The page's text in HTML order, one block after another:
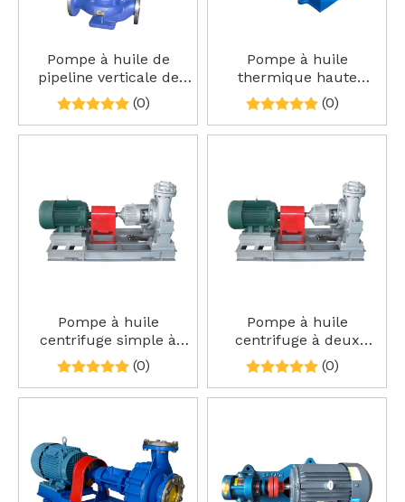
Pompe à huile de
pipeline verticale de
type YG(0)
Pompe à huile
thermique haute
température RY
(0)
Pompe à huile
centrifuge simple à
deux étages série AY
(0)
Pompe à huile
centrifuge à deux
étages série AY
(0)